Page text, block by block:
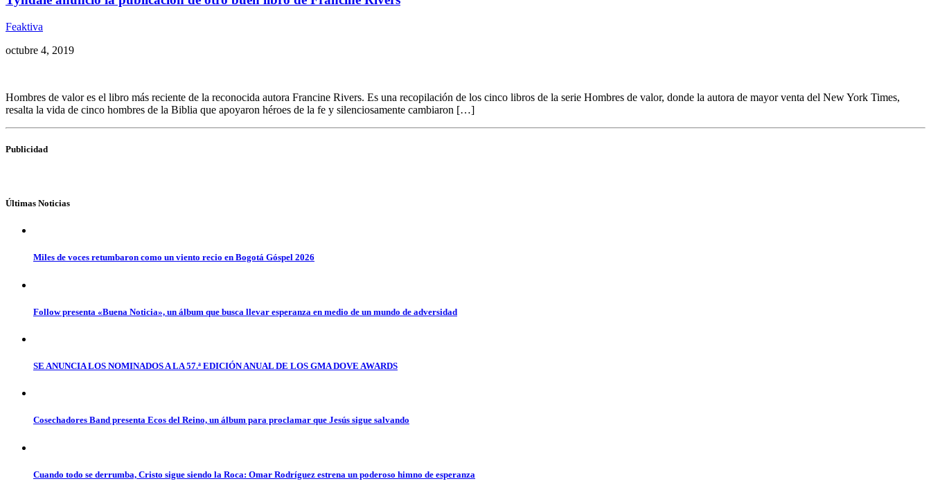
Feaktiva
octubre 4, 2019
Hombres de valor es el libro más reciente de la reconocida autora Francine Rivers. Es una recopilación de los cinco libros de la serie Hombres de valor, donde la autora de mayor venta del New York Times,
resalta la vida de cinco hombres de la Biblia que apoyaron héroes de la fe y silenciosamente cambiaron […]
Publicidad
Últimas Noticias
Miles de voces retumbaron como un viento recio en Bogotá Góspel 2026
Follow presenta «Buena Noticia», un álbum que busca llevar esperanza en medio de un mundo de adversidad
SE ANUNCIA LOS NOMINADOS A LA 57.ª EDICIÓN ANUAL DE LOS GMA DOVE AWARDS
Cosechadores Band presenta Ecos del Reino, un álbum para proclamar que Jesús sigue salvando
Cuando todo se derrumba, Cristo sigue siendo la Roca: Omar Rodríguez estrena un poderoso himno de esperanza